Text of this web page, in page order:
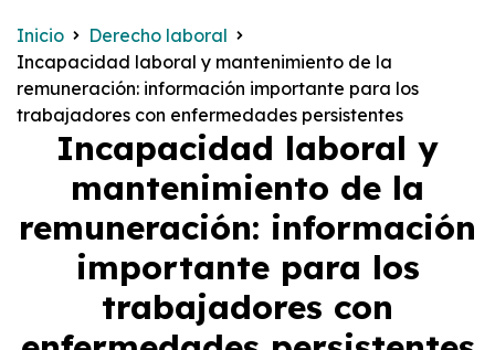
Inicio
Derecho laboral
Incapacidad laboral y mantenimiento de la
remuneración: información importante para los
trabajadores con enfermedades persistentes
Incapacidad laboral y
mantenimiento de la
remuneración: información
importante para los
trabajadores con